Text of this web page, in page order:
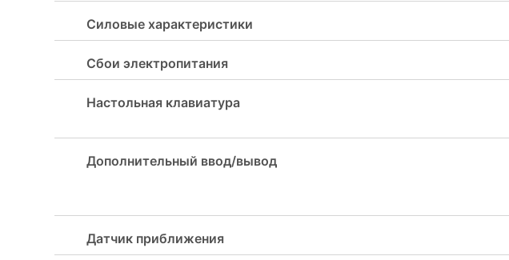
Силовые характеристики
Сбои электропитания
Настольная клавиатура
Дополнительный ввод/вывод
Датчик приближения